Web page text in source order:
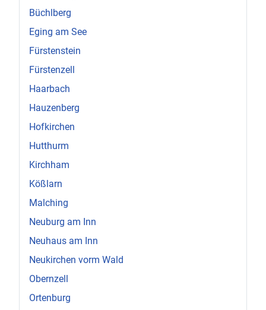
Büchlberg
Eging am See
Fürstenstein
Fürstenzell
Haarbach
Hauzenberg
Hofkirchen
Hutthurm
Kirchham
Kößlarn
Malching
Neuburg am Inn
Neuhaus am Inn
Neukirchen vorm Wald
Obernzell
Ortenburg